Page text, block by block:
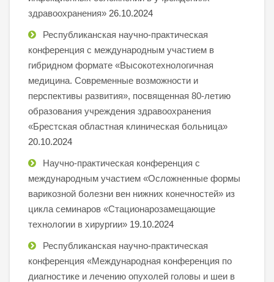
здравоохранения» 26.10.2024
Республиканская научно-практическая
конференция с международным участием в
гибридном формате «Высокотехнологичная
медицина. Современные возможности и
перспективы развития», посвященная 80-летию
образования учреждения здравоохранения
«Брестская областная клиническая больница»
20.10.2024
Научно-практическая конференция с
международным участием «Осложненные формы
варикозной болезни вен нижних конечностей» из
цикла семинаров «Стационарозамещающие
технологии в хирургии» 19.10.2024
Республиканская научно-практическая
конференция «Международная конференция по
диагностике и лечению опухолей головы и шеи в